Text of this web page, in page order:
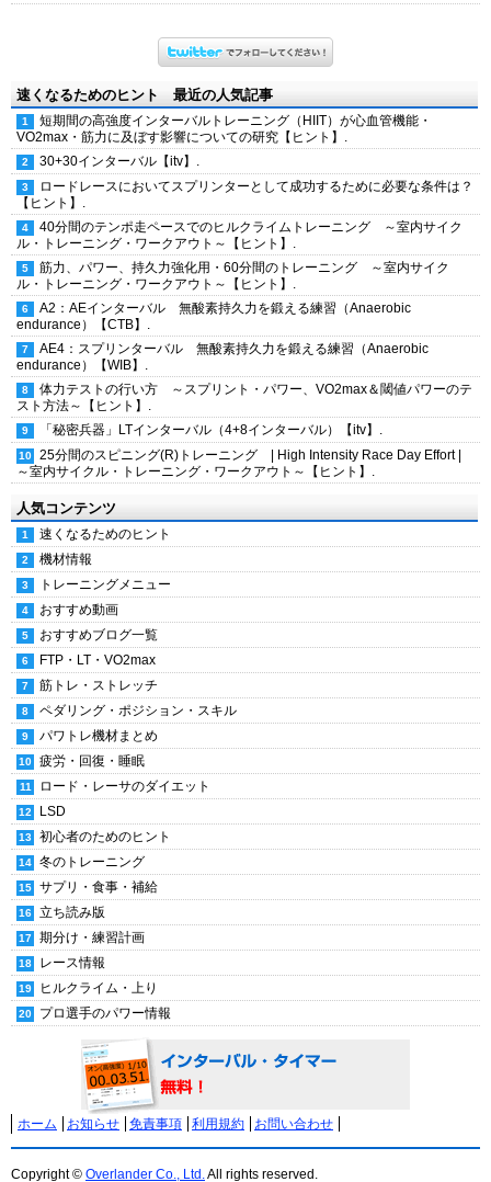
速くなるためのヒント 最近の人気記事
短期間の高強度インターバルトレーニング（HIIT）が心血管機能・
VO2max・筋力に及ぼす影響についての研究【ヒント】.
30+30インターバル【itv】.
ロードレースにおいてスプリンターとして成功するために必要な条件は？
【ヒント】.
40分間のテンポ走ペースでのヒルクライムトレーニング ～室内サイク
ル・トレーニング・ワークアウト～【ヒント】.
筋力、パワー、持久力強化用・60分間のトレーニング ～室内サイク
ル・トレーニング・ワークアウト～【ヒント】.
A2：AEインターバル 無酸素持久力を鍛える練習（Anaerobic
endurance）【CTB】.
AE4：スプリンターバル 無酸素持久力を鍛える練習（Anaerobic
endurance）【WIB】.
体力テストの行い方 ～スプリント・パワー、VO2max＆閾値パワーのテ
スト方法～【ヒント】.
「秘密兵器」LTインターバル（4+8インターバル）【itv】.
25分間のスピニング(R)トレーニング | High Intensity Race Day Effort |
～室内サイクル・トレーニング・ワークアウト～【ヒント】.
人気コンテンツ
速くなるためのヒント
機材情報
トレーニングメニュー
おすすめ動画
おすすめブログ一覧
FTP・LT・VO2max
筋トレ・ストレッチ
ペダリング・ポジション・スキル
パワトレ機材まとめ
疲労・回復・睡眠
ロード・レーサのダイエット
LSD
初心者のためのヒント
冬のトレーニング
サプリ・食事・補給
立ち読み版
期分け・練習計画
レース情報
ヒルクライム・上り
プロ選手のパワー情報
ホーム お知らせ 免責事項 利用規約 お問い合わせ
Copyright © Overlander Co., Ltd.All rights reserved.